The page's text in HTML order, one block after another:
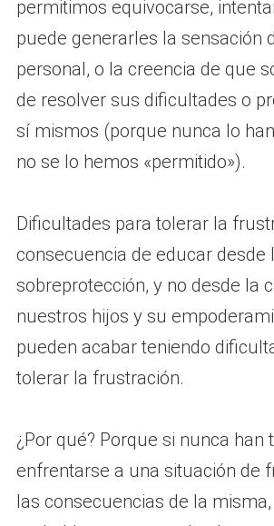
permitimos equivocarse,
puede generarles la sensación
personal, o la creencia de que
de resolver sus dificultades o
sí mismos (porque nunca lo
no se lo hemos «permitido»).
Dificultades para tolerar la
consecuencia de educar desde
sobreprotección, y no desde la
nuestros hijos y su
pueden acabar teniendo
tolerar la frustración.
¿Por qué? Porque si nunca han
enfrentarse a una situación de
las consecuencias de la